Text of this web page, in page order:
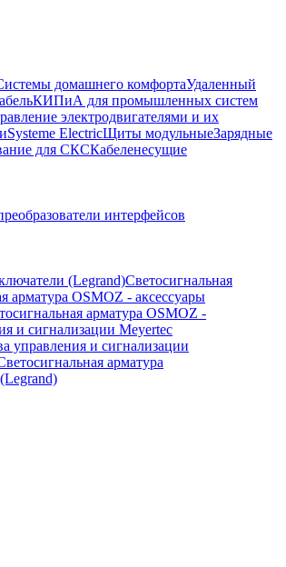
домашнего комфортаУдаленный
КИПиА для промышленных систем
электродвигателями и их
Systeme ElectricЩиты модульныеЗарядные
для СКСКабеленесущие
интерфейсов
(Legrand)Светосигнальная
арматура OSMOZ - аксессуары
арматура OSMOZ -
и сигнализации Meyertec
управления и сигнализации
арматура